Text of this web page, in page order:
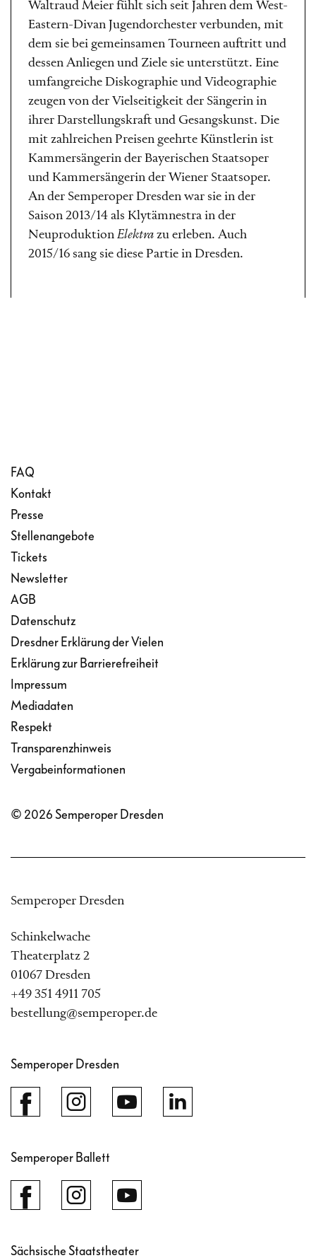
Waltraud Meier fühlt sich seit Jahren dem West-
Eastern-Divan Jugendorchester verbunden, mit
dem sie bei gemeinsamen Tourneen auftritt und
dessen Anliegen und Ziele sie unterstützt. Eine
umfangreiche Diskographie und Videographie
zeugen von der Vielseitigkeit der Sängerin in
ihrer Darstellungskraft und Gesangskunst. Die
mit zahlreichen Preisen geehrte Künstlerin ist
Kammersängerin der Bayerischen Staatsoper
und Kammersängerin der Wiener Staatsoper.
An der Semperoper Dresden war sie in der
Saison 2013/14 als Klytämnestra in der
Neuproduktion Elektra zu erleben. Auch
2015/16 sang sie diese Partie in Dresden.
FAQ
Kontakt
Presse
Stellenangebote
Tickets
Newsletter
AGB
Datenschutz
Dresdner Erklärung der Vielen
Erklärung zur Barrierefreiheit
Impressum
Mediadaten
Respekt
Transparenzhinweis
Vergabeinformationen
© 2026 Semperoper Dresden
Semperoper Dresden
Schinkelwache
Theaterplatz 2
01067 Dresden
+49 351 4911 705
bestellung@semperoper.de
Semperoper Dresden
Semperoper Ballett
Sächsische Staatstheater